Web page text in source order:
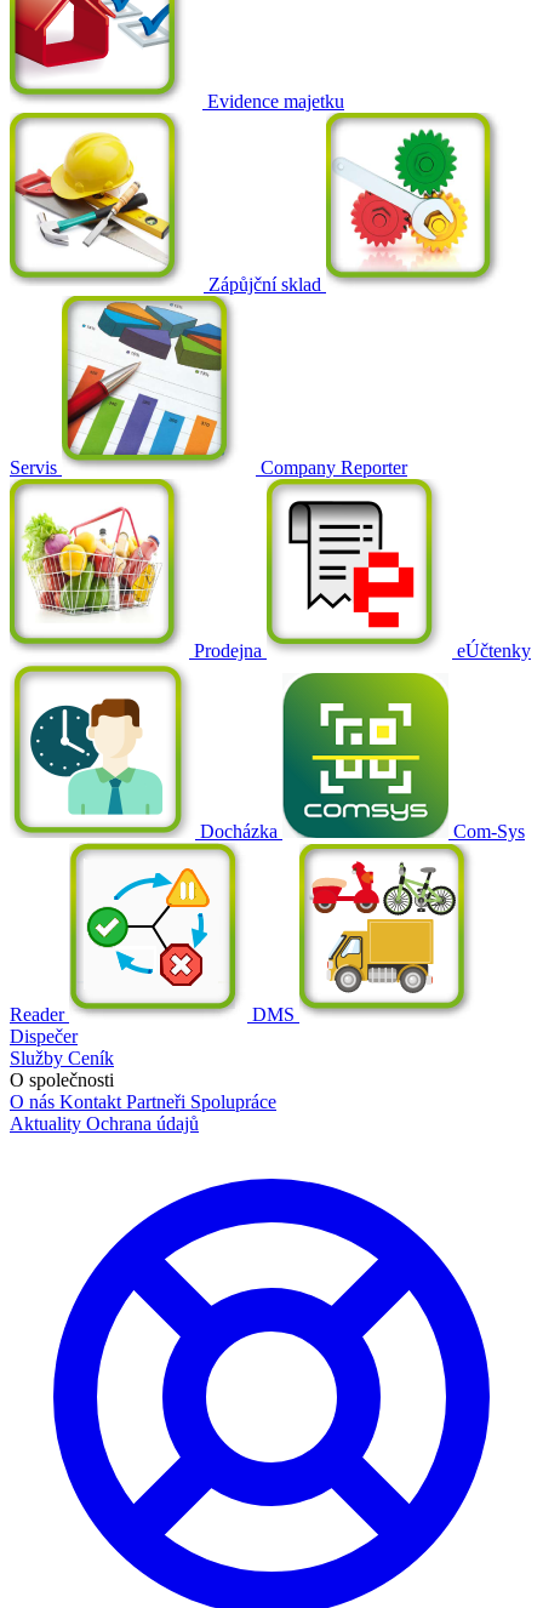
Evidence majetku
Zápůjční sklad
Servis Company Reporter
Prodejna eÚčtenky
Docházka Com-Sys
Reader
DMS
Dispečer
Služby Ceník
O společnosti
O nás Kontakt Partneři Spolupráce
Aktuality Ochrana údajů